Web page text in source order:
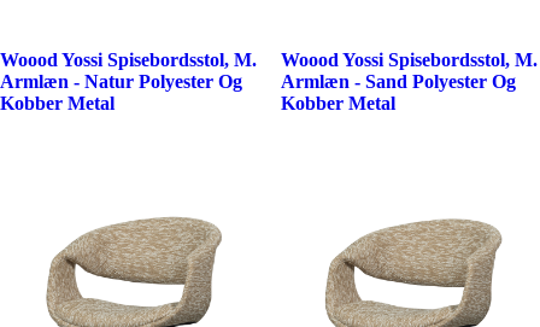
Woood Yossi Spisebordsstol, M.
Armlæn - Natur Polyester Og
Kobber Metal
Woood Yossi Spisebordsstol, M.
Armlæn - Sand Polyester Og
Kobber Metal